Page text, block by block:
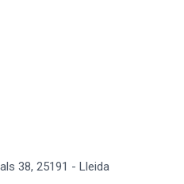
38, 25191 - Lleida